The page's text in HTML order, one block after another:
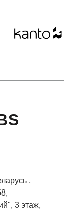
,
3 этаж,